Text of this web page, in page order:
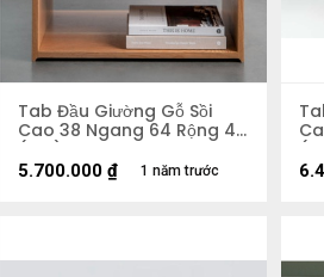
Tab Đầu Giường Gỗ Sồi
Cao 38 Ngang 64 Rộng 40
(cm)
1 năm trước
5.700.000 ₫